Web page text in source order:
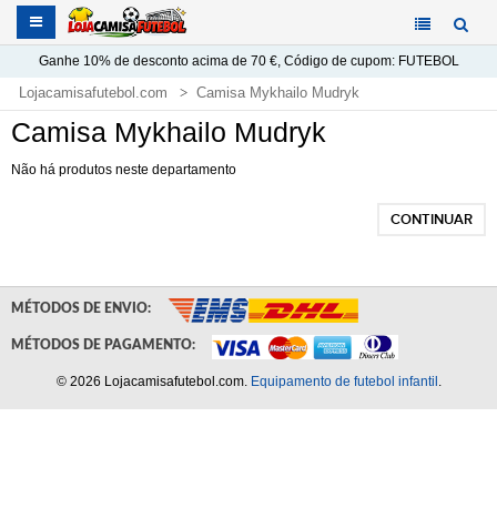
Ganhe 10%de desconto acima de 70 €, Código de cupom: FUTEBOL
Lojacamisafutebol.com Camisa Mykhailo Mudryk
Camisa Mykhailo Mudryk
Não há produtos neste departamento
CONTINUAR
MÉTODOS DE ENVIO:
MÉTODOS DE PAGAMENTO:
© 2026 Lojacamisafutebol.com. Equipamento de futebol infantil .